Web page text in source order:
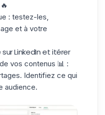
: testez-les,
et à votre
LinkedIn et itérer
vos contenus 📊 :
Identifiez ce qui
audience.